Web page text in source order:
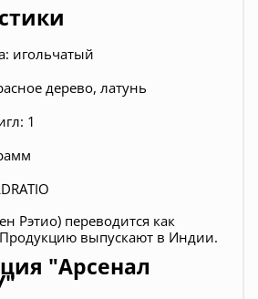
игольчатый
дерево, латунь
1
Рэтио) переводится как
выпускают в Индии.
"Арсенал